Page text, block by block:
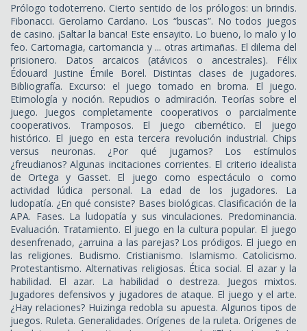
Prólogo todoterreno. Cierto sentido de los prólogos: un brindis.
Fibonacci. Gerolamo Cardano. Los “buscas”. No todos juegos
de casino. ¡Saltar la banca! Este ensayito. Lo bueno, lo malo y lo
feo. Cartomagia, cartomancia y ... otras artimañas. El dilema del
prisionero. Datos arcaicos (atávicos o ancestrales). Félix
Édouard Justine Émile Borel. Distintas clases de jugadores.
Bibliografía. Excurso: el juego tomado en broma. El juego.
Etimología y noción. Repudios o admiración. Teorías sobre el
juego. Juegos completamente cooperativos o parcialmente
cooperativos. Tramposos. El juego cibernético. El juego
histórico. El juego en esta tercera revolución industrial. Chips
versus neuronas. ¿Por qué jugamos? Los estímulos
¿freudianos? Algunas incitaciones corrientes. El criterio idealista
de Ortega y Gasset. El juego como espectáculo o como
actividad lúdica personal. La edad de los jugadores. La
ludopatía. ¿En qué consiste? Bases biológicas. Clasificación de la
APA. Fases. La ludopatía y sus vinculaciones. Predominancia.
Evaluación. Tratamiento. El juego en la cultura popular. El juego
desenfrenado, ¿arruina a las parejas? Los pródigos. El juego en
las religiones. Budismo. Cristianismo. Islamismo. Catolicismo.
Protestantismo. Alternativas religiosas. Ética social. El azar y la
habilidad. El azar. La habilidad o destreza. Juegos mixtos.
Jugadores defensivos y jugadores de ataque. El juego y el arte.
¿Hay relaciones? Huizinga redobla su apuesta. Algunos tipos de
juegos. Ruleta. Generalidades. Orígenes de la ruleta. Orígenes de